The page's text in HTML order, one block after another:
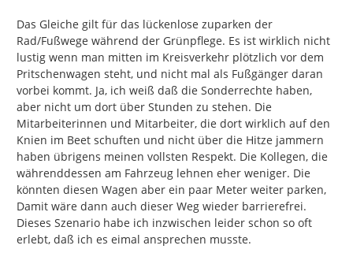
Das Gleiche gilt für das lückenlose zuparken der
Rad/Fußwege während der Grünpflege. Es ist wirklich nicht
lustig wenn man mitten im Kreisverkehr plötzlich vor dem
Pritschenwagen steht, und nicht mal als Fußgänger daran
vorbei kommt. Ja, ich weiß daß die Sonderrechte haben,
aber nicht um dort über Stunden zu stehen. Die
Mitarbeiterinnen und Mitarbeiter, die dort wirklich auf den
Knien im Beet schuften und nicht über die Hitze jammern
haben übrigens meinen vollsten Respekt. Die Kollegen, die
währenddessen am Fahrzeug lehnen eher weniger. Die
könnten diesen Wagen aber ein paar Meter weiter parken,
Damit wäre dann auch dieser Weg wieder barrierefrei.
Dieses Szenario habe ich inzwischen leider schon so oft
erlebt, daß ich es eimal ansprechen musste.